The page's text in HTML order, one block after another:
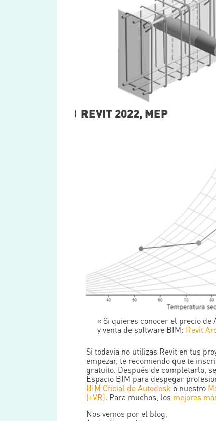
REVIT 2022, MEP
Si quieres conocer el precio de
y venta de software BIM: Revit
Si todavía no utilizas Revit en tus
empezar, te recomiendo que te
gratuito. Después de completarlo,
Espacio BIM para despegar
BIM Oficial de Autodesk o nuestro
(+VR). Para muchos, los mejores
Nos vemos por el blog,